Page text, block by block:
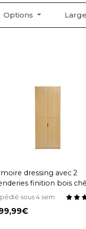
Options
dressing avec 2
finition bois
cm GARENCE
sous 4 sem